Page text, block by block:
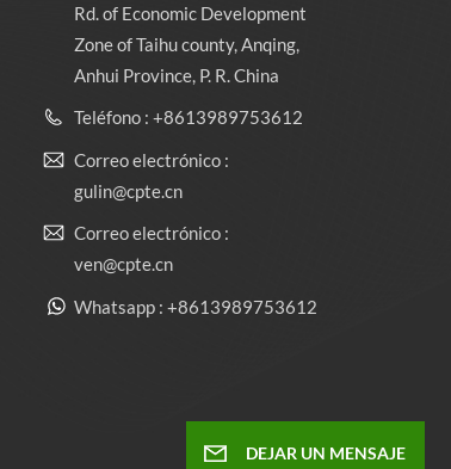
Rd. of Economic Development
Zone of Taihu county, Anqing,
Anhui Province, P. R. China
Teléfono : +8613989753612
Correo electrónico :
gulin@cpte.cn
Correo electrónico :
ven@cpte.cn
Whatsapp : +8613989753612
DEJAR UN MENSAJE